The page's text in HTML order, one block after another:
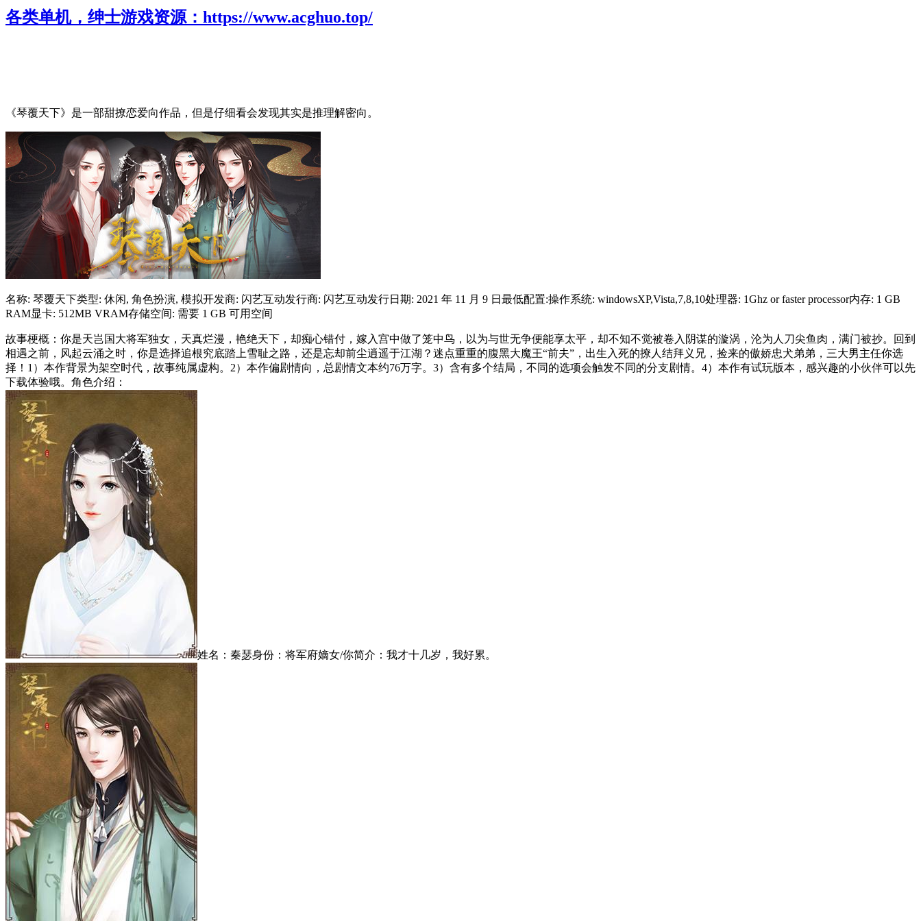
各类单机，绅士游戏资源：https://www.acghuo.top/
《琴覆天下》是一部甜撩恋爱向作品，但是仔细看会发现其实是推理解密向。
名称: 琴覆天下类型: 休闲, 角色扮演, 模拟开发商: 闪艺互动发行商: 闪艺互动发行日期: 2021 年 11 月 9 日最低配置:操作系统: windowsXP,Vista,7,8,10处理器: 1Ghz or faster processor内存: 1 GB
RAM显卡: 512MB VRAM存储空间: 需要 1 GB 可用空间
故事梗概：你是天岂国大将军独女，天真烂漫，艳绝天下，却痴心错付，嫁入宫中做了笼中鸟，以为与世无争便能享太平，却不知不觉被卷入阴谋的漩涡，沦为人刀尖鱼肉，满门被抄。回到
相遇之前，风起云涌之时，你是选择追根究底踏上雪耻之路，还是忘却前尘逍遥于江湖？迷点重重的腹黑大魔王“前夫”，出生入死的撩人结拜义兄，捡来的傲娇忠犬弟弟，三大男主任你选
择！1）本作背景为架空时代，故事纯属虚构。2）本作偏剧情向，总剧情文本约76万字。3）含有多个结局，不同的选项会触发不同的分支剧情。4）本作有试玩版本，感兴趣的小伙伴可以先
下载体验哦。角色介绍：
姓名：秦瑟身份：将军府嫡女/你简介：我才十几岁，我好累。